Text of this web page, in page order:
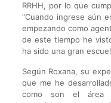
RRHH, por lo que
“Cuando ingrese aún
empezando como
de este tiempo he
ha sido una gran
Según Roxana, su
que me he
como son el área